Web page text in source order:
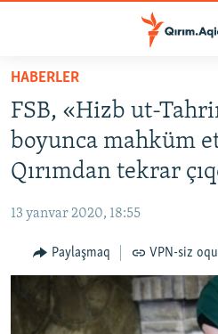
Esas
qaytmaq
Baş
navigatsiyağa
qaytmaq
Qıdıruvğa
qaytmaq
SİYASET
İQTİSADİYAT
MEDENİYET
İNSAN AQLARI
SÜRET
HABERLER
FSB, «Hizb ut-
boyunca mahküm
Qırımdan tekrar
13 yanvar 2020, 18:55
Paylaşmaq VPN-siz